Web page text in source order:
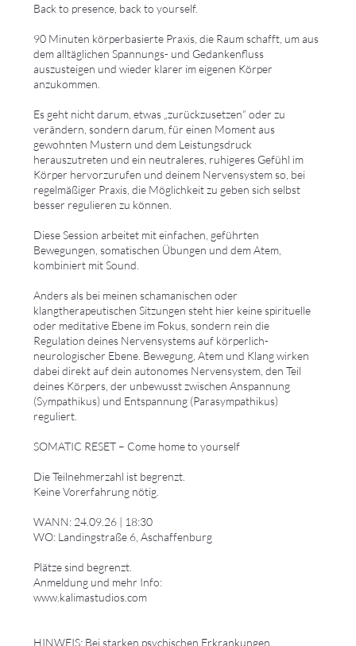
Back to presence, back to yourself.
90 Minuten körperbasierte Praxis, die Raum schafft, um aus
dem alltäglichen Spannungs- und Gedankenfluss
auszusteigen und wieder klarer im eigenen Körper
anzukommen.
Es geht nicht darum, etwas „zurückzusetzen“ oder zu
verändern, sondern darum, für einen Moment aus
gewohnten Mustern und dem Leistungsdruck
herauszutreten und ein neutraleres, ruhigeres Gefühl im
Körper hervorzurufen und deinem Nervensystem so, bei
regelmäßiger Praxis, die Möglichkeit zu geben sich selbst
besser regulieren zu können.
Diese Session arbeitet mit einfachen, geführten
Bewegungen, somatischen Übungen und dem Atem,
kombiniert mit Sound.
Anders als bei meinen schamanischen oder
klangtherapeutischen Sitzungen steht hier keine spirituelle
oder meditative Ebene im Fokus, sondern rein die
Regulation deines Nervensystems auf körperlich-
neurologischer Ebene. Bewegung, Atem und Klang wirken
dabei direkt auf dein autonomes Nervensystem, den Teil
deines Körpers, der unbewusst zwischen Anspannung
(Sympathikus) und Entspannung (Parasympathikus)
reguliert.
SOMATIC RESET – Come home to yourself
Die Teilnehmerzahl ist begrenzt.
Keine Vorerfahrung nötig.
WANN: 24.09.26 | 18:30
WO: Landingstraße 6, Aschaffenburg
Plätze sind begrenzt.
Anmeldung und mehr Info:
www.kalimastudios.com
HINWEIS: Bei starken psychischen Erkrankungen,